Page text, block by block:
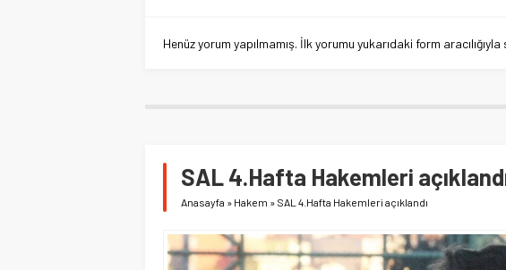
Henüz yorum yapılmamış. İlk yorumu yukarıdaki form
SAL 4.Hafta Hakemleri
Anasayfa » Hakem » SAL 4.Hafta Hakemleri açıklandı